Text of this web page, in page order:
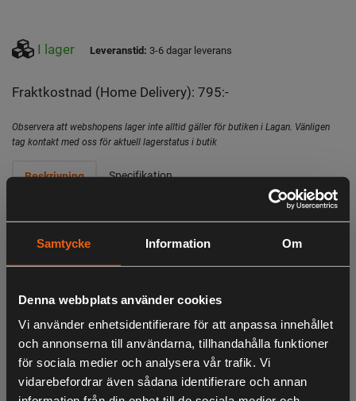
Samtycke Information Om
Denna webbplats använder cookies
Vi använder enhetsidentifierare för att anpassa innehållet
och annonserna till användarna, tillhandahålla funktioner
för sociala medier och analysera vår trafik. Vi
vidarebefordrar även sådana identifierare och annan
I lager Leveranstid: 3-6 dagar leverans
Fraktkostnad (Home Delivery): 795:-
Observera att webshopens lager inte alltid gäller för butiken i Lagan. Vänligen
tag kontakt med oss för aktuell lagerstatus i butik
Beskrivning Specifikation
- Den helt nya gummiförsedda metallskruven ger ökad
hållbarhet och rensar en bredd på 45 cm vilket gör den
att fastna. Kasta den sedan 8m för att rensa vägar för att
förhindra isig mark.
- Hopfällbara handtag ger kompakt förvaring och med
enkla handtag kan du lyfta in snöslungan i
bagageutrymmet på din bil.
- LED-belysning för ökad syn på mörka vinter morgonar